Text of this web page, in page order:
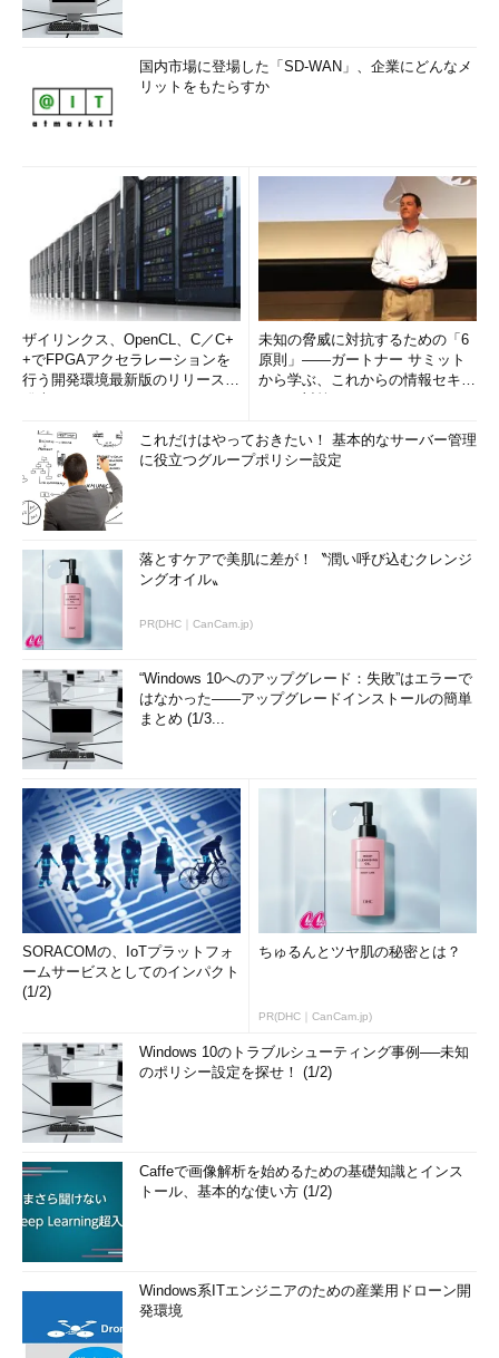
国内市場に登場した「SD-WAN」、企業にどんなメ
リットをもたらすか
ザイリンクス、OpenCL、C／C+
+でFPGAアクセラレーションを
行う開発環境最新版のリリースを
未知の脅威に対抗するための「6
原則」――ガートナー サミット
から学ぶ、これからの情報セキュ
これだけはやっておきたい！ 基本的なサーバー管理
に役立つグループポリシー設定
落とすケアで美肌に差が！〝潤い呼び込むクレンジ
ングオイル〟
PR(DHC｜CanCam.jp)
“Windows 10へのアップグレード：失敗”はエラーで
はなかった――アップグレードインストールの簡単
まとめ (1/3...
SORACOMの、IoTプラットフォ
ームサービスとしてのインパクト
(1/2)
ちゅるんとツヤ肌の秘密とは？
PR(DHC｜CanCam.jp)
Windows 10のトラブルシューティング事例──未知
のポリシー設定を探せ！ (1/2)
Caffeで画像解析を始めるための基礎知識とインス
トール、基本的な使い方 (1/2)
Windows系ITエンジニアのための産業用ドローン開
発環境